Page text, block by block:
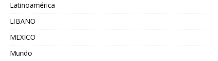
Latinoamérica
LIBANO
MEXICO
Mundo